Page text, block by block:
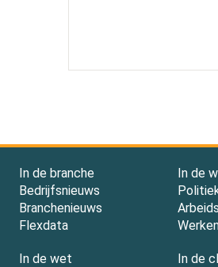
In de branche
Bedrijfsnieuws
Branchenieuws
Flexdata
In de
In de wet
In de